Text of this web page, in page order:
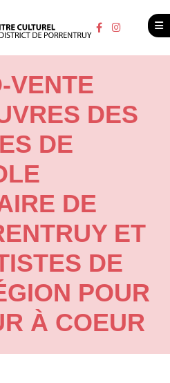
VENTE
DES
DE
DE
ET
DE
POUR
À COEUR